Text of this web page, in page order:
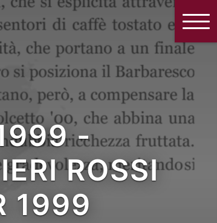
-
ROSSI
1999